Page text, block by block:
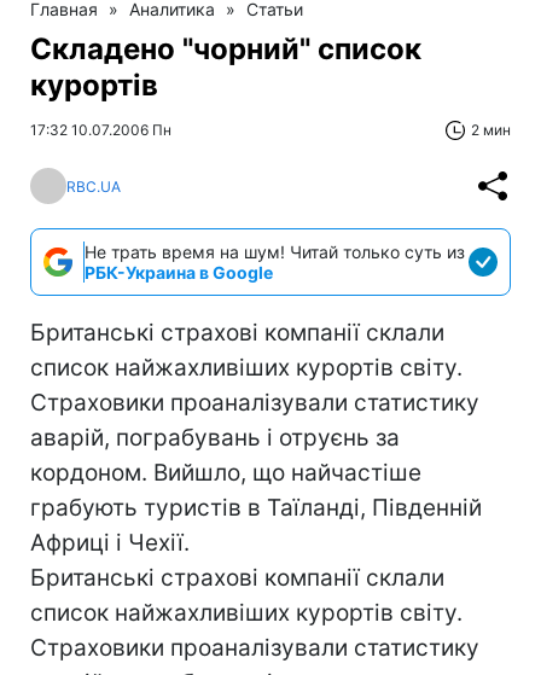
Главная » Аналитика » Статьи
Складено "чорний" список
курортів
17:32 10.07.2006 Пн 2 мин
RBC.UA
Не трать время на шум! Читай только суть из
РБК-Украина в Google
Британські страхові компанії склали
список найжахливіших курортів світу.
Страховики проаналізували статистику
аварій, пограбувань і отруєнь за
кордоном. Вийшло, що найчастіше
грабують туристів в Таїланді, Південній
Африці і Чехії.
Британські страхові компанії склали
список найжахливіших курортів світу.
Страховики проаналізували статистику